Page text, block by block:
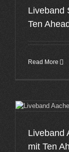
Liveband
Ten Ahead
Read More
Liveband
mit Ten